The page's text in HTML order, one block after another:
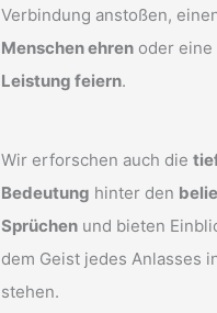
Verbindung anstoßen,
Menschen ehren oder eine
Leistung feiern.
Wir erforschen auch die
Bedeutung hinter den
Sprüchen und bieten
dem Geist jedes Anlasses
stehen.